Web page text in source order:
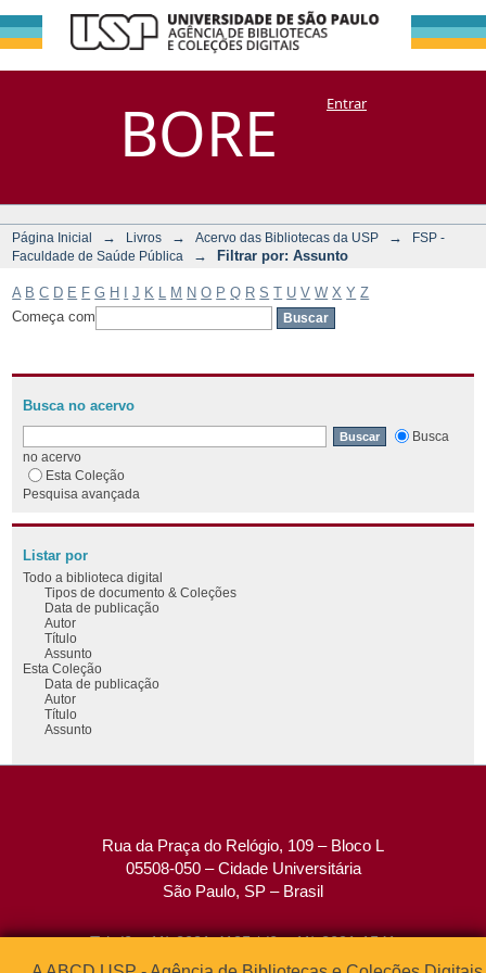
BORE
Filtrar por:
Assunto
DSpace/Manakin + CoriscoEntrar
Página Inicial → Livros → Acervo das Bibliotecas da USP →
FSP -
Faculdade de Saúde Pública
→ Filtrar por: Assunto
A B C D E F G H J K M N O P Q R S T U V W X Y Z
Começa com
Busca no acervo
Busca
no acervo
Esta Coleção
Pesquisa avançada
Listar por
Todo a biblioteca digital
Tipos de documento & Coleções
Data de publicação
Autor
Título
Assunto
Esta Coleção
Data de publicação
Autor
Título
Assunto
Rua da Praça do Relógio, 109 – Bloco L
05508-050 – Cidade Universitária
São Paulo, SP – Brasil
Tel: (0xx11) 3091-4195 / (0xx11) 3091-1541
Fax: (0xx11) 3091-1567